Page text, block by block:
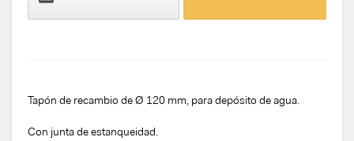
Tapón de recambio de Ø 120 mm, para depósito de agua.
Con junta de estanqueidad.